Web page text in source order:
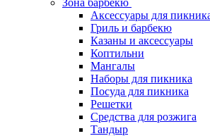
Аксессуары для
Гриль и барбекю
Казаны и аксессуары
Коптильни
Мангалы
Наборы для пикника
Посуда для пикника
Решетки
Средства для розжига
Тандыр